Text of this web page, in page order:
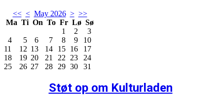
<< < May 2026 > >>
Ma Ti On To Fr Lø Sø
1
2
3
4
5 6 7 8 9
10
11
12 13 14 15 16
17
18
19 20 21 22 23
24
25
26 27 28 29 30 31
Støt op om Kulturladen